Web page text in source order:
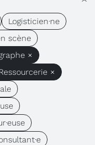
Logisticien·ne
scène
×
×